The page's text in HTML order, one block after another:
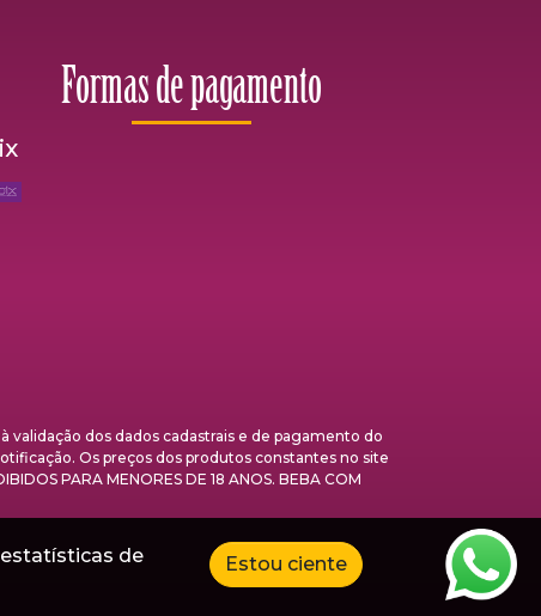
Formas de pagamento
validação dos dados cadastrais e de pagamento do
Os preços dos produtos constantes no site
PARA MENORES DE 18 ANOS. BEBA COM
de
Estou ciente